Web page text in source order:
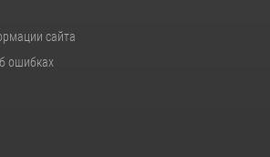
сайта
ошибках